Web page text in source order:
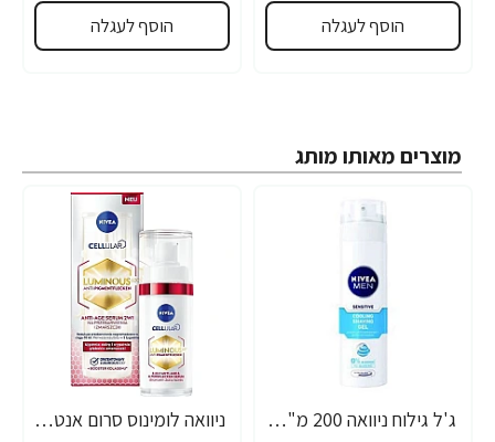
הוסף לעגלה הוסף לעגלה
מוצרים מאותו מותג
ג'ל גילוח ניוואה 200 מ"ל- מבית NIVEA
ניוואה לומינוס סרום אנטי אייג'ינג לטיפול בכתמים כהים 30 מ"ל - מבית NIVEA